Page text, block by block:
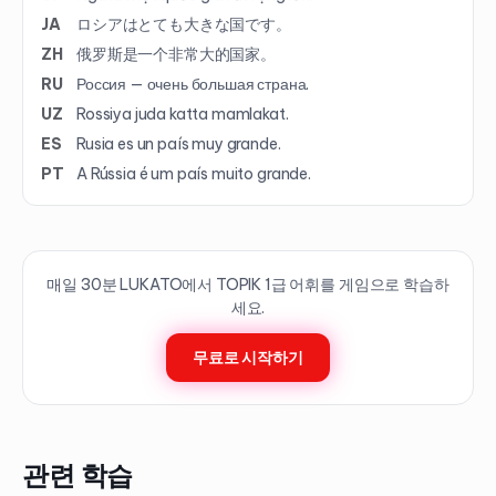
JA
ロシアはとても大きな国です。
ZH
俄罗斯是一个非常大的国家。
RU
Россия — очень большая страна.
UZ
Rossiya juda katta mamlakat.
ES
Rusia es un país muy grande.
PT
A Rússia é um país muito grande.
매일 30분 LUKATO에서 TOPIK 1급 어휘를 게임으로 학습하
세요.
무료로 시작하기
관련 학습